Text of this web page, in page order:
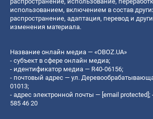
использованием, включением в состав
распространение, адаптация, перевод и
изменения материала.
Название онлайн медиа — «OBOZ.UA»
- субъект в сфере онлайн медиа;
- идентификатор медиа — R40-06156;
- почтовый адрес — ул.
01013;
- адрес электронной почты — [email protected] ;
585 46 20